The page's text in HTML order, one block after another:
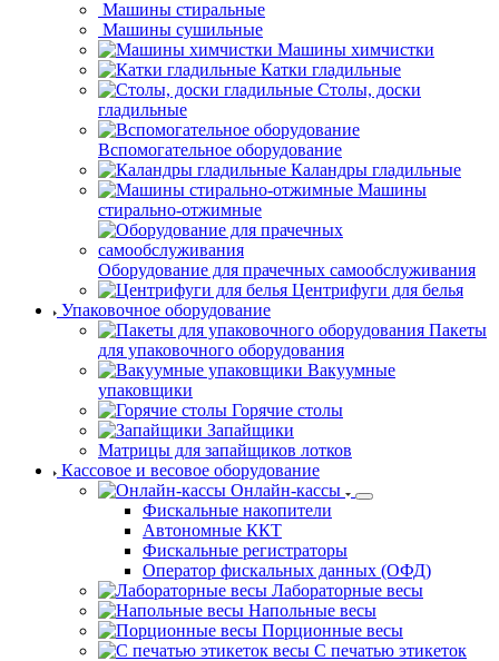
посудомоечные
Транспортеры для грязной посуды
Прачечное оборудование
Машины сушильные
Машины химчистки
Катки гладильные
Столы, доски гладильные
Вспомогательное оборудование
Каландры гладильные
Машины стирально-отжимные
Оборудование для прачечных самообслуживания
Центрифуги для белья
Упаковочное оборудование
Пакеты для упаковочного оборудования
Вакуумные упаковщики
Горячие столы
Матрицы для запайщиков лотков
Кассовое и весовое оборудование
Онлайн-кассы
Фискальные накопители
Автономные ККТ
Фискальные регистраторы
Оператор фискальных данных (ОФД)
Лабораторные весы
Напольные весы
Порционные весы
С печатью этикеток
весы
Торговые весы